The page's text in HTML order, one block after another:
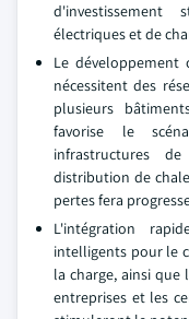
d'investissement
électriques et de
Le développement
nécessitent des
plusieurs
favorise le
infrastructures
distribution de
pertes fera
L'intégration
intelligents pour le
la charge, ainsi que
entreprises et les